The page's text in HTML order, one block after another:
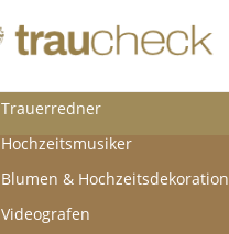
Trauerredner
Hochzeitsmusiker
Blumen & Hochzeitsdekoration
Videografen